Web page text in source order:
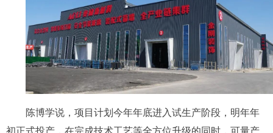
陈博学说，项目计划今年年底进入试生产阶段，明年年